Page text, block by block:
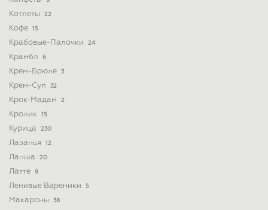
Котлеты 22
Кофе 15
Крабовые-Палочки 24
Крамбл 6
Крем-Брюле 3
Крем-Суп 32
Крок-Мадам 2
Кролик 15
Курица 230
Лазанья 12
Лапша 20
Латте 9
Ленивые Вареники 5
Макароны 38